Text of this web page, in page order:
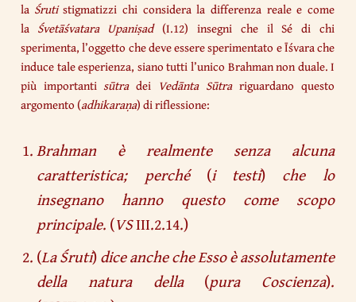
la Śrutistigmatizzi chi considera la differenza reale e come
la Śvetāśvatara Upaniṣad(I.12) insegni che il Sé di chi
sperimenta, l’oggetto che deve essere sperimentato e Īśvara che
induce tale esperienza, siano tutti l’unico Brahman non duale. I
più importantisūtradei Vedānta Sūtrariguardano questo
argomento (adhikaraṇa) di riflessione:
Brahman è realmente senza alcuna
caratteristica; perché (i testi) che lo
insegnano hanno questo come scopo
principale. (VSIII.2.14.)
(La Śruti)dice anche che Esso è assolutamente
della natura della (pura Coscienza).